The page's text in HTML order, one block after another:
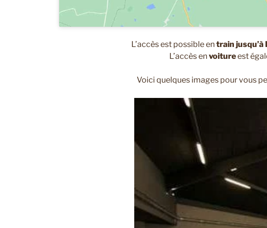
L’accès est possible entrain jusqu’à
L’accès envoitureest
Voici quelques images pour vous